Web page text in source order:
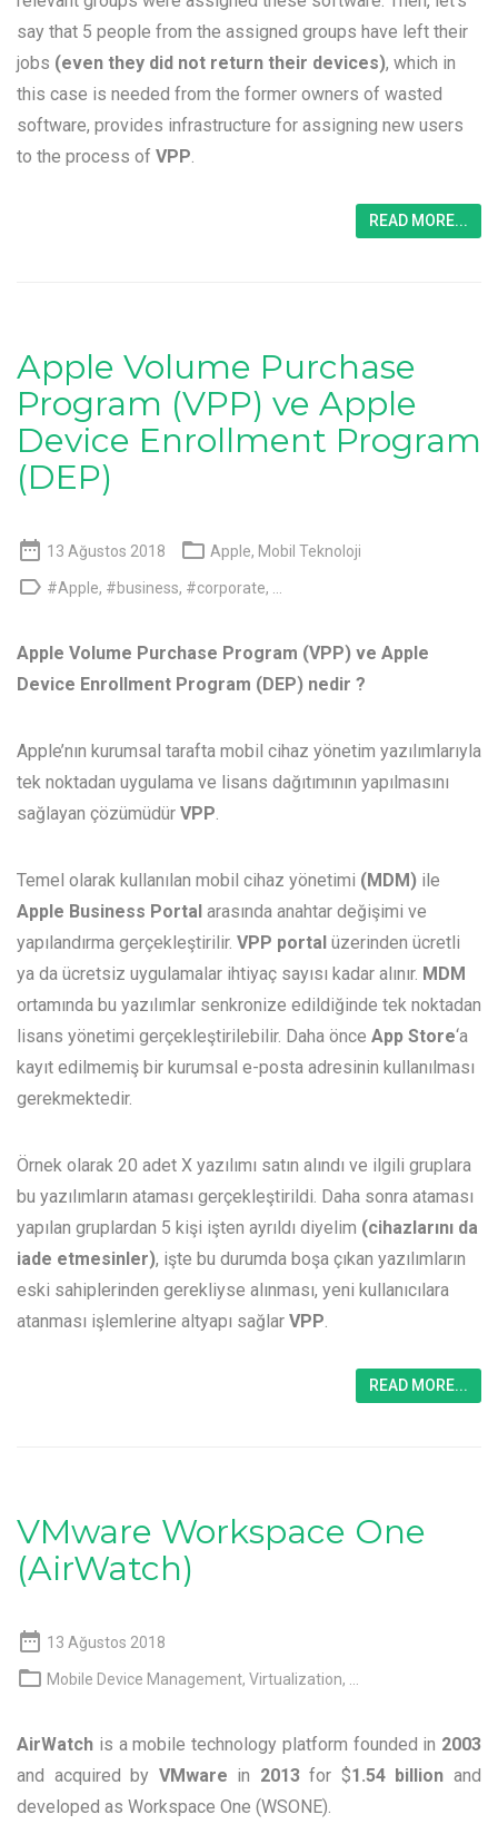
say that 5 people from the assigned groups have left their
jobs (even they did not return their devices), which in
this case is needed from the former owners of wasted
software, provides infrastructure for assigning new users
to the process of VPP.
READ MORE...
Apple Volume Purchase
Program (VPP) ve Apple
Device Enrollment Program
(DEP)
 13 Ağustos 2018  Apple, Mobil Teknoloji
 #Apple, #business, #corporate, ...
Apple Volume Purchase Program (VPP) ve Apple
Device Enrollment Program (DEP) nedir ?
Apple’nın kurumsal tarafta mobil cihaz yönetim yazılımlarıyla
tek noktadan uygulama ve lisans dağıtımının yapılmasını
sağlayan çözümüdür VPP.
Temel olarak kullanılan mobil cihaz yönetimi (MDM) ile
Apple Business Portal arasında anahtar değişimi ve
yapılandırma gerçekleştirilir. VPP portal üzerinden ücretli
ya da ücretsiz uygulamalar ihtiyaç sayısı kadar alınır. MDM
ortamında bu yazılımlar senkronize edildiğinde tek noktadan
lisans yönetimi gerçekleştirilebilir. Daha önce App Store‘a
kayıt edilmemiş bir kurumsal e-posta adresinin kullanılması
gerekmektedir.
Örnek olarak 20 adet X yazılımı satın alındı ve ilgili gruplara
bu yazılımların ataması gerçekleştirildi. Daha sonra ataması
yapılan gruplardan 5 kişi işten ayrıldı diyelim (cihazlarını da
iade etmesinler), işte bu durumda boşa çıkan yazılımların
eski sahiplerinden gerekliyse alınması, yeni kullanıcılara
atanması işlemlerine altyapı sağlar VPP.
READ MORE...
VMware Workspace One
(AirWatch)
 13 Ağustos 2018
 Mobile Device Management, Virtualization, ...
AirWatch is a mobile technology platform founded in 2003
and acquired by VMware in 2013for $1.54 billionand
developed as Workspace One (WSONE).